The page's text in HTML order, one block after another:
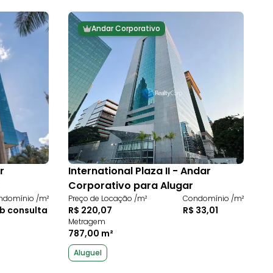
/m²
consulta
Andar Corporativo
International Plaza II - Andar
Corporativo para Alugar
Preço de Locação /m²
R$ 220,07
Condomínio /m²
R$ 33,01
Metragem
787,00 m²
Aluguel